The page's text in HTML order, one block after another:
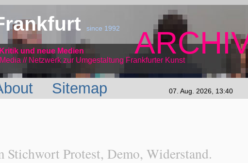
since 1992
und neue Medien
// Netzwerk zur Umgestaltung Frankfurter Kunst
Sitemap 07. Aug. 2026, 13:40
Stichwort Protest, Demo, Widerstand.